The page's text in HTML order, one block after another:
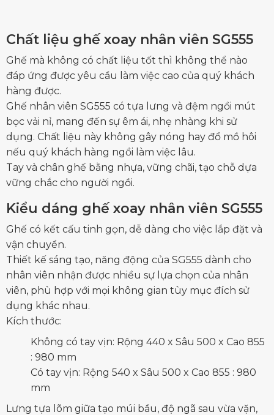
Chất liệu ghế xoay nhân viên SG555
Ghế mà không có chất liệu tốt thì không thể nào
đáp ứng được yêu cầu làm việc cao của quý khách
hàng được.
Ghế nhân viên SG555 có tựa lưng và đệm ngồi mút
bọc vải nỉ, mang đến sự êm ái, nhẹ nhàng khi sử
dụng. Chất liệu này không gây nóng hay đổ mồ hôi
nếu quý khách hàng ngồi làm việc lâu.
Tay và chân ghế bằng nhựa, vững chãi, tạo chỗ dựa
vững chắc cho người ngồi.
Kiểu dáng ghế xoay nhân viên SG555
Ghế có kết cấu tinh gọn, dễ dàng cho việc lắp đặt và
vận chuyển.
Thiết kế sáng tạo, năng động của SG555 dành cho
nhân viên nhận được nhiều sự lựa chọn của nhân
viên, phù hợp với mọi không gian tùy mục đích sử
dụng khác nhau.
Kích thước:
Không có tay vịn: Rộng 440 x Sâu 500 x Cao 855
: 980 mm
Có tay vịn: Rộng 540 x Sâu 500 x Cao 855 : 980
mm
Lưng tựa lõm giữa tạo múi bầu, độ ngã sau vừa vặn,